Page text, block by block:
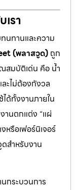
รา
นทานและความ
(พลาสวูด) ถูก
สมบัติเด่น คือ น้ำ
ะไม่ต้องกังวล
ด้ทั้งงานภายใน
านตกแต่ง “แผ่
หรือเฟอร์นิเจอร์
ดสำหรับงาน
กระบวนการ